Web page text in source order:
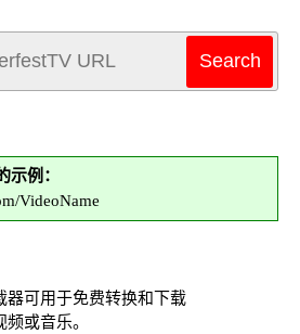
例：
VideoName
器可用于免费转换和下载
或音乐。